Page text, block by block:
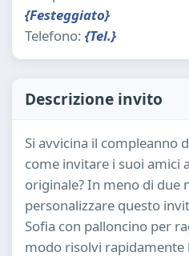
{Festeggiato}
Telefono: {Tel.}
Descrizione invito
Si avvicina il compleanno
come invitare i suoi amici
originale? In meno di due
personalizzare questo
Sofia con palloncino per
modo risolvi rapidamente